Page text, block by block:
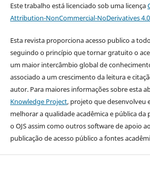
Este trabalho está licenciado sob uma licença
Attribution-NonCommercial-NoDerivatives
Esta revista proporciona acesso publico a
seguindo o princípio que tornar gratuito o
um maior intercâmbio global de
associado a um crescimento da leitura e
autor. Para maiores informações sobre esta
Knowledge Project, projeto que desenvolveu
melhorar a qualidade acadêmica e pública
o OJS assim como outros software de apoio
publicação de acesso público a fontes